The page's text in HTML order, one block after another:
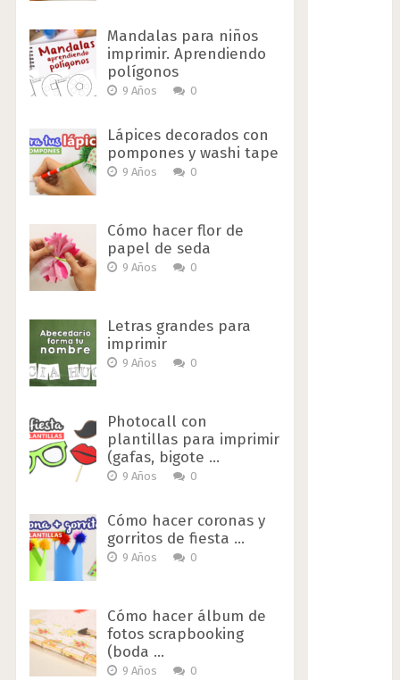
Mandalas para niños
imprimir. Aprendiendo
polígonos
9 Años 0
Lápices decorados con
pompones y washi tape
9 Años 0
Cómo hacer flor de
papel de seda
9 Años 0
Letras grandes para
imprimir
9 Años 0
Photocall con
plantillas para imprimir
(gafas, bigote …
9 Años 0
Cómo hacer coronas y
gorritos de fiesta …
9 Años 0
Cómo hacer álbum de
fotos scrapbooking
(boda …
9 Años 0